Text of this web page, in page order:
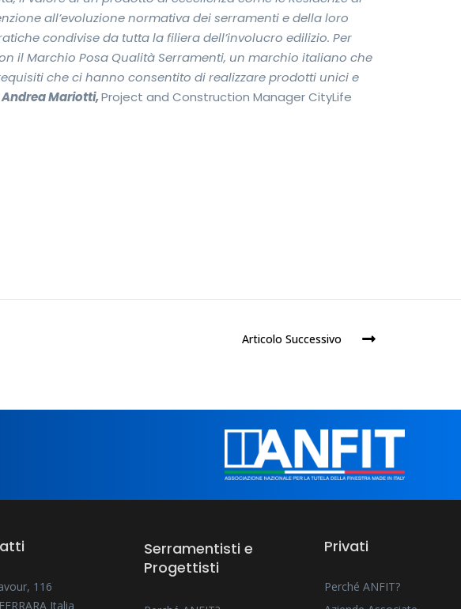
all’evoluzione normativa dei serramenti e della loro
condivise da tutta la filiera dell’involucro edilizio. Per
il Marchio Posa Qualità Serramenti, un marchio italiano che
che ci hanno consentito di realizzare prodotti unici e
Andrea Mariotti,Project and Construction Manager CityLife
Articolo Successivo
116
Italia
Serramentisti e
Progettisti
Privati
Perché ANFIT?